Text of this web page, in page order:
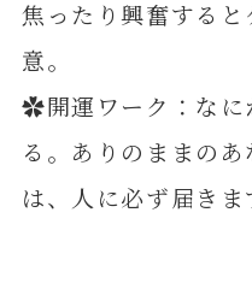
焦ったり興奮する
意。
✿開運ワーク：なに
る。ありのままの
は、人に必ず届きま